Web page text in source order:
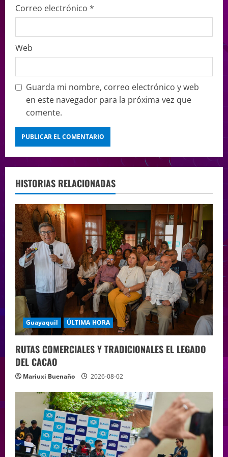
Correo electrónico *
Web
Guarda mi nombre, correo electrónico y web
en este navegador para la próxima vez que
comente.
HISTORIAS RELACIONADAS
Guayaquil ÚLTIMA HORA
RUTAS COMERCIALES Y TRADICIONALES EL LEGADO
DEL CACAO
Mariuxi Buenaño 2026-08-02